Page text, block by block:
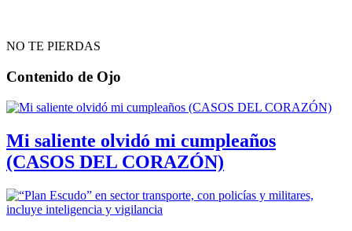
NO TE PIERDAS
Contenido de Ojo
Mi saliente olvidó mi cumpleaños
(CASOS DEL CORAZÓN)